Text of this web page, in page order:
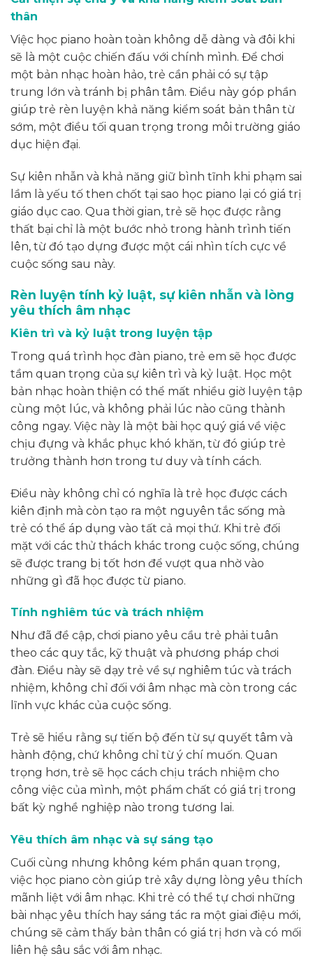
thân
Việc học piano hoàn toàn không dễ dàng và đôi khi
sẽ là một cuộc chiến đấu với chính mình. Để chơi
một bản nhạc hoàn hảo, trẻ cần phải có sự tập
trung lớn và tránh bị phân tâm. Điều này góp phần
giúp trẻ rèn luyện khả năng kiểm soát bản thân từ
sớm, một điều tối quan trọng trong môi trường giáo
dục hiện đại.
Sự kiên nhẫn và khả năng giữ bình tĩnh khi phạm sai
lầm là yếu tố then chốt tại sao học piano lại có giá trị
giáo dục cao. Qua thời gian, trẻ sẽ học được rằng
thất bại chỉ là một bước nhỏ trong hành trình tiến
lên, từ đó tạo dựng được một cái nhìn tích cực về
cuộc sống sau này.
Rèn luyện tính kỷ luật, sự kiên nhẫn và lòng
yêu thích âm nhạc
Kiên trì và kỷ luật trong luyện tập
Trong quá trình học đàn piano, trẻ em sẽ học được
tầm quan trọng của sự kiên trì và kỷ luật. Học một
bản nhạc hoàn thiện có thể mất nhiều giờ luyện tập
cùng một lúc, và không phải lúc nào cũng thành
công ngay. Việc này là một bài học quý giá về việc
chịu đựng và khắc phục khó khăn, từ đó giúp trẻ
trưởng thành hơn trong tư duy và tính cách.
Điều này không chỉ có nghĩa là trẻ học được cách
kiên định mà còn tạo ra một nguyên tắc sống mà
trẻ có thể áp dụng vào tất cả mọi thứ. Khi trẻ đối
mặt với các thử thách khác trong cuộc sống, chúng
sẽ được trang bị tốt hơn để vượt qua nhờ vào
những gì đã học được từ piano.
Tính nghiêm túc và trách nhiệm
Như đã đề cập, chơi piano yêu cầu trẻ phải tuân
theo các quy tắc, kỹ thuật và phương pháp chơi
đàn. Điều này sẽ dạy trẻ về sự nghiêm túc và trách
nhiệm, không chỉ đối với âm nhạc mà còn trong các
lĩnh vực khác của cuộc sống.
Trẻ sẽ hiểu rằng sự tiến bộ đến từ sự quyết tâm và
hành động, chứ không chỉ từ ý chí muốn. Quan
trọng hơn, trẻ sẽ học cách chịu trách nhiệm cho
công việc của mình, một phẩm chất có giá trị trong
bất kỳ nghề nghiệp nào trong tương lai.
Yêu thích âm nhạc và sự sáng tạo
Cuối cùng nhưng không kém phần quan trọng,
việc học piano còn giúp trẻ xây dựng lòng yêu thích
mãnh liệt với âm nhạc. Khi trẻ có thể tự chơi những
bài nhạc yêu thích hay sáng tác ra một giai điệu mới,
chúng sẽ cảm thấy bản thân có giá trị hơn và có mối
liên hệ sâu sắc với âm nhạc.